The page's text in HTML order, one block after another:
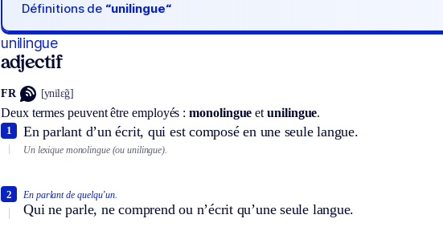
Définitions de “unilingue“
unilingue
adjectif
FR [ynilɛ̃g]
Deux termes peuvent être employés :monolingue etunilingue.
En parlant d’un écrit, qui est composé en une seule langue.
1
Un lexique monolingue (ou unilingue).
En parlant de quelqu’un.
Qui ne parle, ne comprend ou n’écrit qu’une seule langue.
2